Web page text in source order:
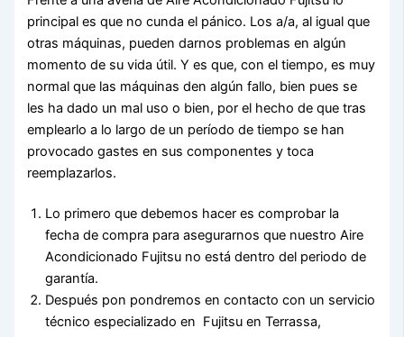
principal es que no cunda el pánico. Los a/a, al igual que
otras máquinas, pueden darnos problemas en algún
momento de su vida útil. Y es que, con el tiempo, es muy
normal que las máquinas den algún fallo, bien pues se
les ha dado un mal uso o bien, por el hecho de que tras
emplearlo a lo largo de un período de tiempo se han
provocado gastes en sus componentes y toca
reemplazarlos.
Lo primero que debemos hacer es comprobar la
fecha de compra para asegurarnos que nuestro Aire
Acondicionado Fujitsu no está dentro del periodo de
garantía.
Después pon pondremos en contacto con un servicio
técnico especializado en Fujitsu en Terrassa,